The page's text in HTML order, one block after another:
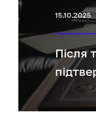
15.10.2025
Після